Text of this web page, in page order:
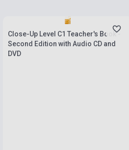
Close-Up Level C1 Teacher's Book -
Second Edition with Audio CD and
DVD